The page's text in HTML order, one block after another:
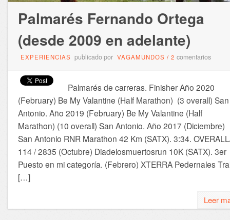
Palmarés Fernando Ortega
(desde 2009 en adelante)
EXPERIENCIAS publicado por VAGAMUNDOS / 2 comentarios
Palmarés de carreras. Finisher Año 2020
(February) Be My Valantine (Half Marathon) (3 overall) San
Antonio. Año 2019 (February) Be My Valantine (Half
Marathon) (10 overall) San Antonio. Año 2017 (Diciembre)
San Antonio RNR Marathon 42 Km (SATX). 3:34.
114 / 2835 (Octubre) Diadelosmuertosrun 10K (SATX). 3er
Puesto en mi categoría. (Febrero) XTERRA Pedernales
[…]
Leer